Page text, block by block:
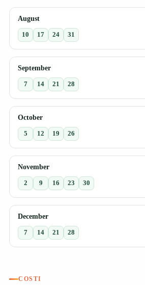
August
10 17 24 31
September
7 14 21 28
October
5 12 19 26
November
2 9 16 23 30
December
7 14 21 28
COSTI